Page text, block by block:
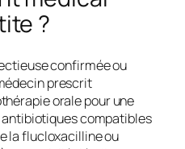
?
confirmée ou
prescrit
orale pour une
antibiotiques compatibles
la flucloxacilline ou